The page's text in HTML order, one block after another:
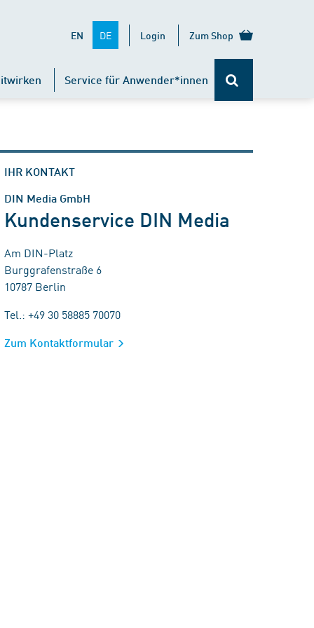
EN DE Login Zum Shop
Service für Anwender*innen
IHR KONTAKT
DIN Media GmbH
Kundenservice DIN Media
Am DIN-Platz
Burggrafenstraße 6
10787 Berlin
Tel.: +49 30 58885 70070
Zum Kontaktformular